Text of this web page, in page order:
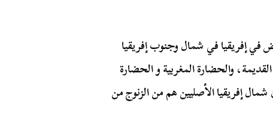
في إفريقيا في شمال وجنوب إفريقيا
والحضارة المغربية و الحضارة
إفريقيا الأصليين هم من الزنوج من